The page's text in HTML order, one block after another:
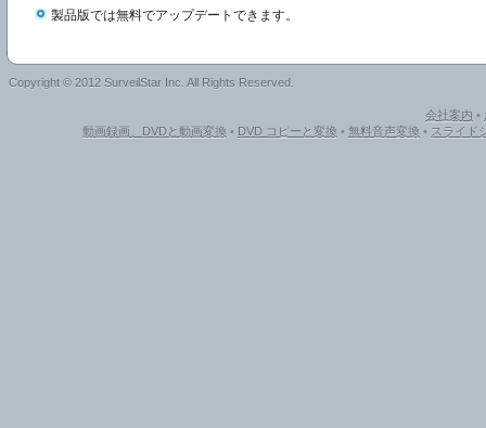
製品版では無料でアップデートできます。
Copyright © 2012 SurveilStar Inc. All Rights Reserved.
会社案内 •
動画録画、DVDと動画変換 • DVD コピーと変換 • 無料音声変換 • スライド